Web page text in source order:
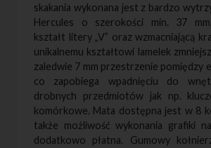
skakania wykonana jest z bardzo
Hercules o szerokości min. 37 mm,
kształt litery „V” oraz wzmacniającą
unikalnemu kształtowi lamelek
zaledwie 7 mm przestrzenie pomiędzy
co zapobiega wpadnięciu do
drobnych przedmiotów jak np.
komórkowe. Mata dostępna jest w 8
także możliwość wykonania grafiki
dodatkowo płatna. Gumowy